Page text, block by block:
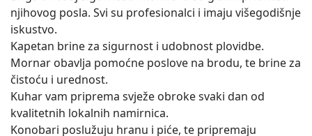
njihovog posla. Svi su profesionalci i imaju višegodišnje
iskustvo.
Kapetan brine za sigurnost i udobnost plovidbe.
Mornar obavlja pomoćne poslove na brodu, te brine za
čistoću i urednost.
Kuhar vam priprema svježe obroke svaki dan od
kvalitetnih lokalnih namirnica.
Konobari poslužuju hranu i piće, te pripremaju